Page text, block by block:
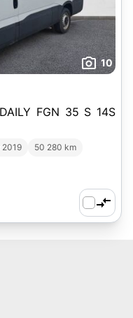
10
FGN 35 S 14S
2019
50 280 km